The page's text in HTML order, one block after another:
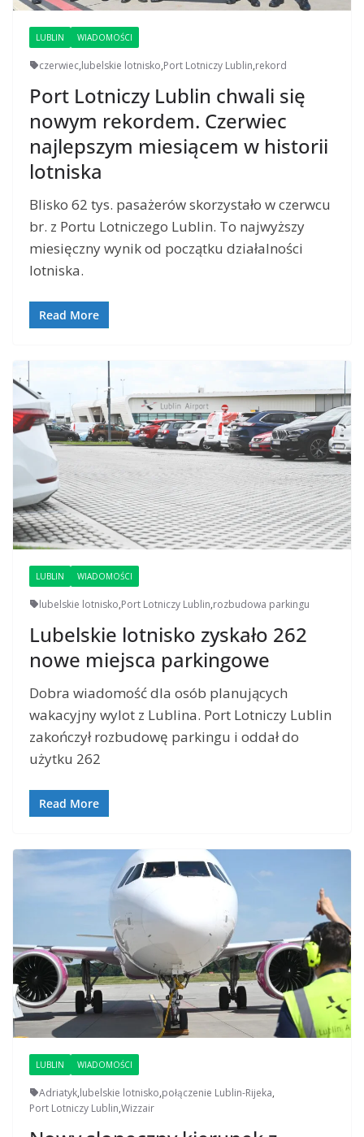
LUBLIN WIADOMOŚCI
czerwiec,lubelskie lotnisko,Port Lotniczy Lublin,rekord
Port Lotniczy Lublin chwali się
nowym rekordem. Czerwiec
najlepszym miesiącem w historii
lotniska
Blisko 62 tys. pasażerów skorzystało w czerwcu
br. z Portu Lotniczego Lublin. To najwyższy
miesięczny wynik od początku działalności
lotniska.
Read More
LUBLIN WIADOMOŚCI
lubelskie lotnisko,Port Lotniczy Lublin,rozbudowa parkingu
Lubelskie lotnisko zyskało 262
nowe miejsca parkingowe
Dobra wiadomość dla osób planujących
wakacyjny wylot z Lublina. Port Lotniczy Lublin
zakończył rozbudowę parkingu i oddał do
użytku 262
Read More
LUBLIN WIADOMOŚCI
Adriatyk,lubelskie lotnisko,połączenie Lublin-Rijeka,
Port Lotniczy Lublin,Wizzair